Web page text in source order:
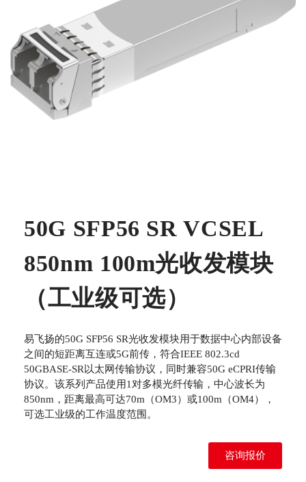
50G SFP56 SR VCSEL
850nm 100m光收发模块
（工业级可选）
易飞扬的50G SFP56 SR光收发模块用于数据中心内部设备
之间的短距离互连或5G前传，符合IEEE 802.3cd
50GBASE-SR以太网传输协议，同时兼容50G eCPRI传输
协议。该系列产品使用1对多模光纤传输，中心波长为
850nm，距离最高可达70m（OM3）或100m（OM4），
可选工业级的工作温度范围。
咨询报价